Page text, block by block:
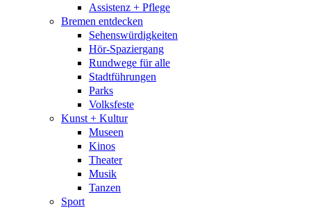
Assistenz + Pflege
Bremen entdecken
Sehenswürdigkeiten
Hör-Spaziergang
Rundwege für alle
Stadtführungen
Parks
Volksfeste
Kunst + Kultur
Museen
Kinos
Theater
Musik
Tanzen
Sport